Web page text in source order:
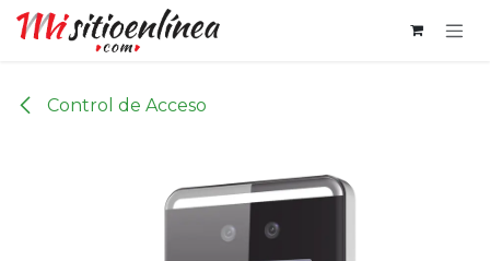
Ir al contenido
Control de Acceso